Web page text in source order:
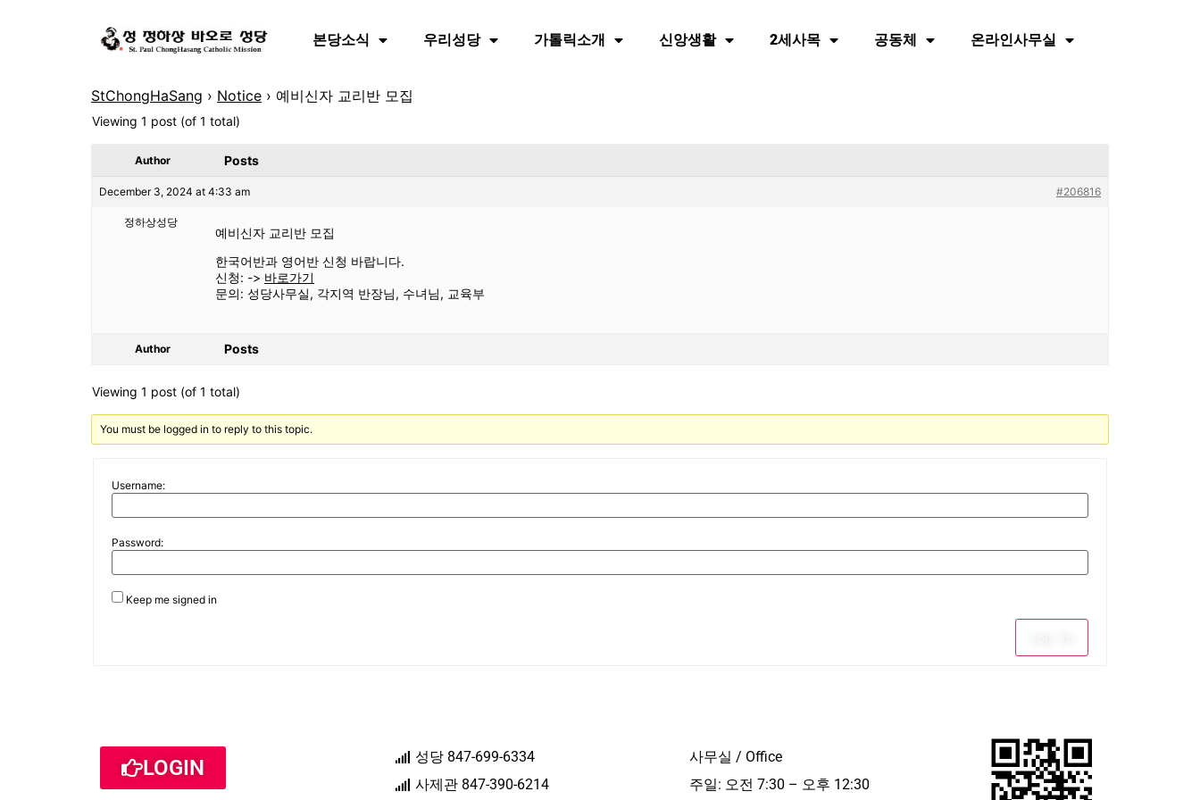
본당소식 우리성당 가톨릭소개 신앙생활 2세사목 공동체 온라인사무실
StChongHaSang › Notice › 예비신자 교리반 모집
Viewing 1 post (of 1 total)
Author Posts
December 3, 2024 at 4:33 am #206816
정하상성당
예비신자 교리반 모집
한국어반과 영어반 신청 바랍니다.
신청: -> 바로가기
문의: 성당사무실, 각지역 반장님, 수녀님, 교육부
Author Posts
Viewing 1 post (of 1 total)
You must be logged in to reply to this topic.
Username:
Password:
Keep me signed in
LOGIN
성당 847-699-6334
사제관 847-390-6214
사무실 / Office
주일: 오전 7:30 – 오후 12:30